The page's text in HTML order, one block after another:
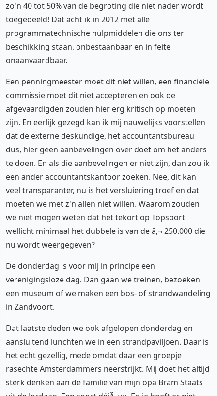
zo'n 40 tot 50% van de begroting die niet nader wordt
toegedeeld! Dat acht ik in 2012 met alle
programmatechnische hulpmiddelen die ons ter
beschikking staan, onbestaanbaar en in feite
onaanvaardbaar.
Een penningmeester moet dit niet willen, een financiële
commissie moet dit niet accepteren en ook de
afgevaardigden zouden hier erg kritisch op moeten
zijn. En eerlijk gezegd kan ik mij nauwelijks voorstellen
dat de externe deskundige, het accountantsbureau
dus, hier geen aanbevelingen over doet om het anders
te doen. En als die aanbevelingen er niet zijn, dan zou ik
een ander accountantskantoor zoeken. Nee, dit kan
veel transparanter, nu is het versluiering troef en dat
moeten we met z'n allen niet willen. Waarom zouden
we niet mogen weten dat het tekort op Topsport
wellicht minimaal het dubbele is van de â‚¬ 250.000 die
nu wordt weergegeven?
De donderdag is voor mij in principe een
verenigingsloze dag. Dan gaan we treinen, bezoeken
een museum of we maken een bos- of strandwandeling
in Zandvoort.
Dat laatste deden we ook afgelopen donderdag en
aansluitend lunchten we in een strandpaviljoen. Daar is
het echt gezellig, mede omdat daar een groepje
rasechte Amsterdammers neerstrijkt. Mij doet het altijd
sterk denken aan de familie van mijn opa Bram Staats